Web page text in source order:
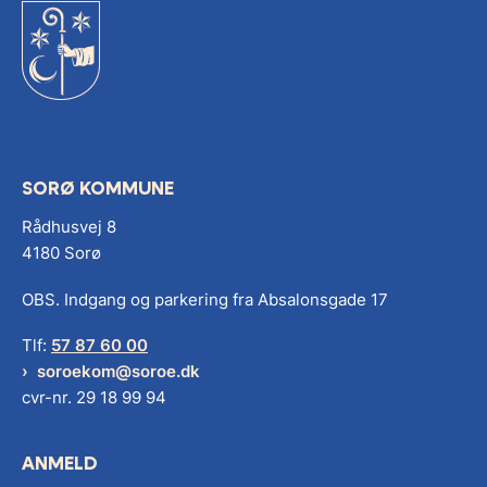
SORØ KOMMUNE
Rådhusvej 8
4180 Sorø
OBS. Indgang og parkering fra Absalonsgade 17
Tlf: 57 87 60 00
soroekom@soroe.dk
cvr-nr. 29 18 99 94
ANMELD